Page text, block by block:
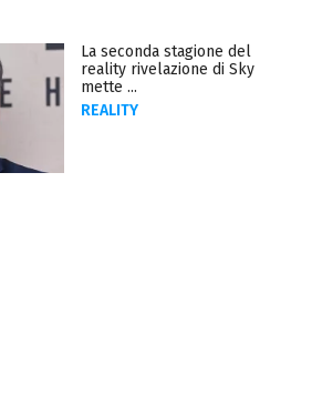
La seconda stagione del
reality rivelazione di Sky
mette ...
REALITY